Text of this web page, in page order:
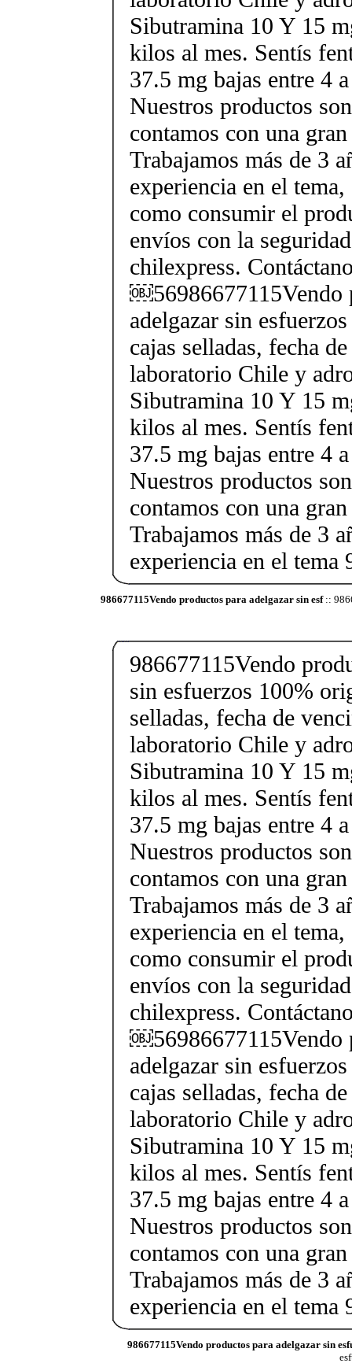
Sibutramina 10 Y 15
kilos al mes. Sentís
37.5 mg bajas entre 4
Nuestros productos
contamos con una
Trabajamos más de 3
experiencia en el
como consumir el
envíos con la
chilexpress.
￼56986677115Vendo
adelgazar sin
cajas selladas, fecha
laboratorio Chile y
Sibutramina 10 Y 15
kilos al mes. Sentís
37.5 mg bajas entre 4
Nuestros productos
contamos con una
Trabajamos más de 3
experiencia en el tema
986677115Vendo productos para adelgazar sin esf::
986677115Vendo
sin esfuerzos 100%
selladas, fecha de
laboratorio Chile y
Sibutramina 10 Y 15
kilos al mes. Sentís
37.5 mg bajas entre 4
Nuestros productos
contamos con una
Trabajamos más de 3
experiencia en el
como consumir el
envíos con la
chilexpress.
￼56986677115Vendo
adelgazar sin
cajas selladas, fecha
laboratorio Chile y
Sibutramina 10 Y 15
kilos al mes. Sentís
37.5 mg bajas entre 4
Nuestros productos
contamos con una
Trabajamos más de 3
experiencia en el tema
986677115Vendo productos para adelgazar sin